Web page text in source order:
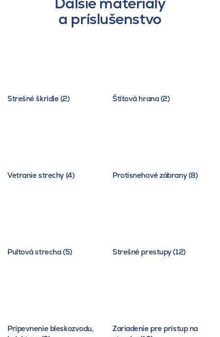
a príslušenstvo
Strešné škridle (2) Štítová hrana (2)
Vetranie strechy (4) Protisnehové zábrany (8)
Pultová strecha (5) Strešné prestupy (12)
Pripevnenie bleskozvodu,
Zariadenie pre prístup na